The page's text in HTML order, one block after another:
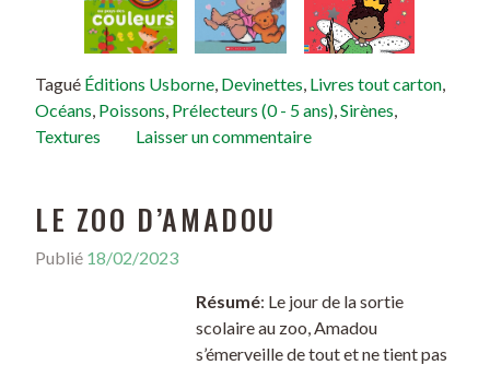
Tagué Éditions Usborne, Devinettes, Livres tout carton,
Océans, Poissons, Prélecteurs (0 - 5 ans),Sirènes,
Textures
Laisser un commentaire
LE ZOO D’AMADOU
Publié 18/02/2023
Résumé: Le jour de la sortie
scolaire au zoo, Amadou
s’émerveille de tout et ne tient pas